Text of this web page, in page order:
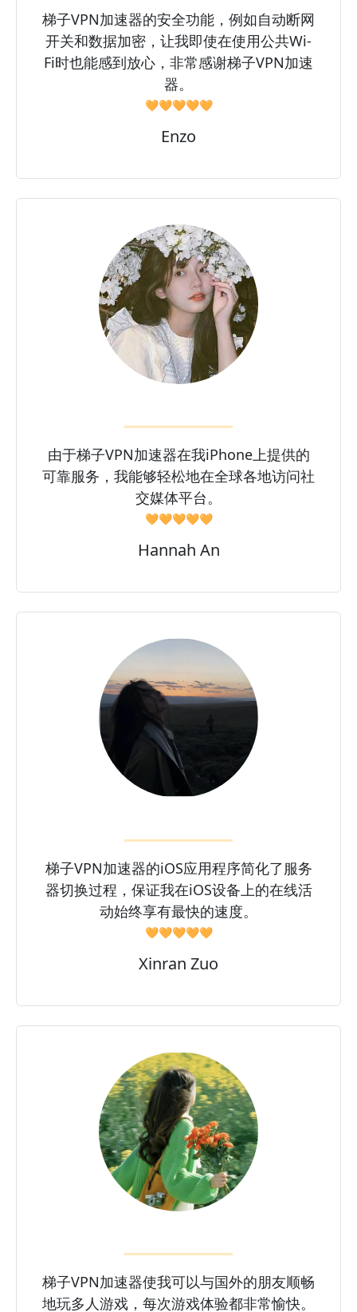
梯子VPN加速器的安全功能，例如自动断网
开关和数据加密，让我即使在使用公共Wi-
Fi时也能感到放心，非常感谢梯子VPN加速
器。
🧡🧡🧡🧡🧡
Enzo
由于梯子VPN加速器在我iPhone上提供的
可靠服务，我能够轻松地在全球各地访问社
交媒体平台。
🧡🧡🧡🧡🧡
Hannah An
梯子VPN加速器的iOS应用程序简化了服务
器切换过程，保证我在iOS设备上的在线活
动始终享有最快的速度。
🧡🧡🧡🧡🧡
Xinran Zuo
梯子VPN加速器使我可以与国外的朋友顺畅
地玩多人游戏，每次游戏体验都非常愉快。